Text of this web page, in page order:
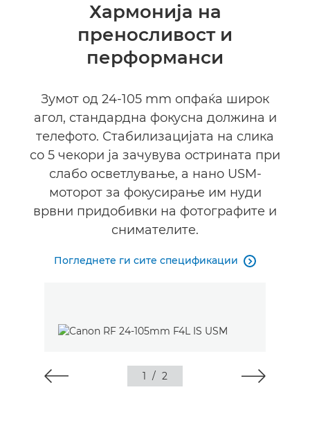
Поддршка
Хармонија на
преносливост и
перформанси
Зумот од 24-105 mm опфаќа широк
агол, стандардна фокусна должина и
телефото. Стабилизацијата на слика
со 5 чекори ја зачувува острината при
слабо осветлување, а нано USM-
моторот за фокусирање им нуди
врвни придобивки на фотографите и
снимателите.
Погледнете ги сите спецификации 
1 / 2